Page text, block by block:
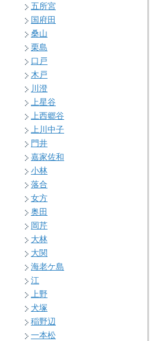
五所宮
国府田
桑山
栗島
口戸
木戸
川澄
上星谷
上西郷谷
上川中子
門井
嘉家佐和
小林
落合
女方
奥田
岡芹
大林
大関
海老ケ島
江
上野
犬塚
稲野辺
一本松